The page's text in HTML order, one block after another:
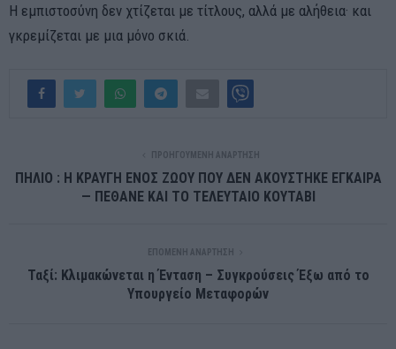
Η εμπιστοσύνη δεν χτίζεται με τίτλους, αλλά με αλήθεια· και
γκρεμίζεται με μια μόνο σκιά.
ΠΡΟΗΓΟΎΜΕΝΗ ΑΝΆΡΤΗΣΗ
ΠΗΛΙΟ : Η ΚΡΑΥΓΗ ΕΝΟΣ ΖΩΟΥ ΠΟΥ ΔΕΝ ΑΚΟΥΣΤΗΚΕ ΕΓΚΑΙΡΑ
— ΠΕΘΑΝΕ ΚΑΙ ΤΟ ΤΕΛΕΥΤΑΙΟ ΚΟΥΤΑΒΙ
ΕΠΌΜΕΝΗ ΑΝΆΡΤΗΣΗ
Ταξί: Κλιμακώνεται η Ένταση – Συγκρούσεις Έξω από το
Υπουργείο Μεταφορών